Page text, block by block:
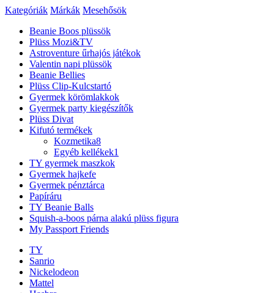
Kategóriák Márkák Mesehősök
Beanie Boos plüssök
Plüss Mozi&TV
Astroventure űrhajós játékok
Valentin napi plüssök
Beanie Bellies
Plüss Clip-Kulcstartó
Gyermek körömlakkok
Gyermek party kiegészítők
Plüss Divat
Kifutó termékek
Kozmetika8
Egyéb kellékek1
TY gyermek maszkok
Gyermek hajkefe
Gyermek pénztárca
Papíráru
TY Beanie Balls
Squish-a-boos párna alakú plüss figura
My Passport Friends
TY
Sanrio
Nickelodeon
Mattel